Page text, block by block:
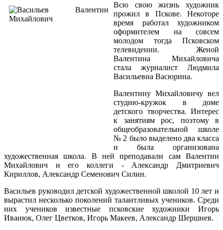
Всю свою жизнь художник
прожил в Пскове. Некоторе
время работал художником
оформителем на совсем
молодом тогда Псковском
телевидении. Женой
Валентина Михайловича
стала журналист Людмила
Васильевна Васюрина.
Валентину Михайловичу вел
студию-кружок в доме
детского творчества. Интерес
к занятиям рос, поэтому в
общеобразовательной школе
№ 2 было выделено два класса
и была организована
художественная школа. В ней преподавали сам Валентин
Михайлович и его коллеги - Александр Дмитриевич
Кириллов, Александр Семенович Силин.
Васильев руководил детской художественной школой 10 лет и
вырастил несколько поколений талантливых учеников. Среди
них учеников известные псковские художники Игорь
Иванюк, Олег Цветков, Игорь Макеев, Александр Шершнев.